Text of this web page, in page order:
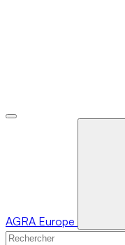
AGRA Europe